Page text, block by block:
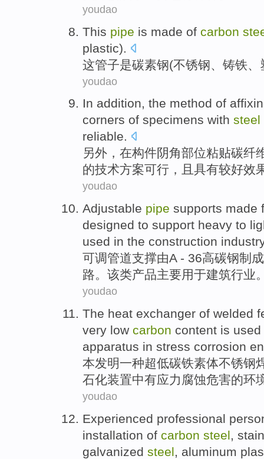
youdao
This pipe is made of carbon
plastic).
这管子是碳素钢(不锈钢 铸铁
youdao
In addition, the method of
corners of specimens with steel
reliable.
另外 ， 在构件阴角部位粘贴碳纤
的技术方案可行 ，且 具有较好效
youdao
Adjustable pipe supports made
designed to support heavy to
used in the construction industry
可调管道支撑由A - 36高碳钢制
路。该类产品主要用于建筑行业
youdao
The heat exchanger of welded
very low carbon content is used
apparatus in stress corrosion
本发明一种超低碳铁素体不锈钢
石化装置中有应力 腐蚀危害的环
youdao
Experienced professional
installation of carbon steel,
galvanized steel, aluminum